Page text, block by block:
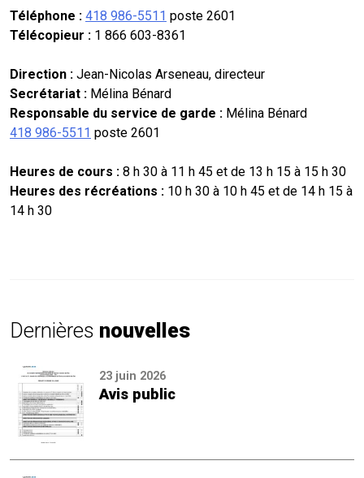
Téléphone : 418 986-5511 poste 2601
Télécopieur : 1 866 603-8361
Direction : Jean-Nicolas Arseneau, directeur
Secrétariat : Mélina Bénard
Responsable du service de garde : Mélina Bénard
418 986-5511 poste 2601
Heures de cours : 8 h 30 à 11 h 45 et de 13 h 15 à 15 h 30
Heures des récréations : 10 h 30 à 10 h 45 et de 14 h 15 à
14 h 30
Dernières nouvelles
23 juin 2026
Avis public